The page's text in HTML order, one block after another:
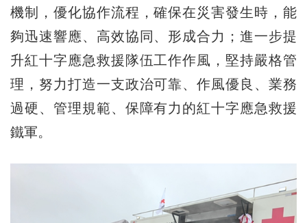
機制，優化協作流程，確保在災害發生時，能
夠迅速響應、高效協同、形成合力；進一步提
升紅十字應急救援隊伍工作作風，堅持嚴格管
理，努力打造一支政治可靠、作風優良、業務
過硬、管理規範、保障有力的紅十字應急救援
鐵軍。